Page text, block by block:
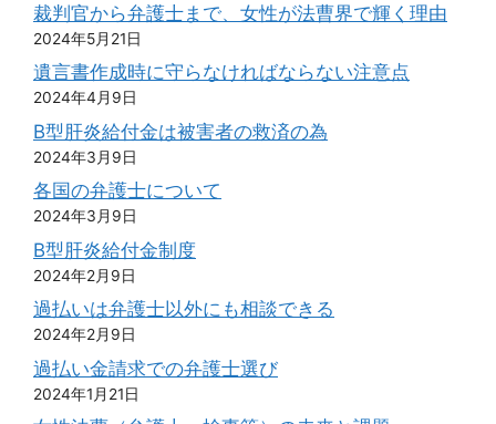
裁判官から弁護士まで、女性が法曹界で輝く理由
2024年5月21日
遺言書作成時に守らなければならない注意点
2024年4月9日
B型肝炎給付金は被害者の救済の為
2024年3月9日
各国の弁護士について
2024年3月9日
B型肝炎給付金制度
2024年2月9日
過払いは弁護士以外にも相談できる
2024年2月9日
過払い金請求での弁護士選び
2024年1月21日